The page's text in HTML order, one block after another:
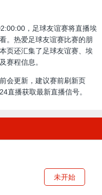
，足球友谊赛将直播埃
。热爱足球友谊赛比赛的朋
页还汇集了足球友谊赛、埃
赛程信息。
会更新，建议赛前刷新页
直播获取最新直播信号。
未开始